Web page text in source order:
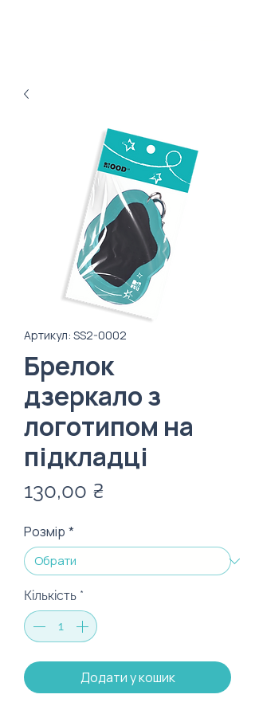
Артикул: SS2-0002
Брелок
дзеркало з
логотипом на
підкладці
130,00 ₴
Розмір *
Кількість *
Додати у кошик